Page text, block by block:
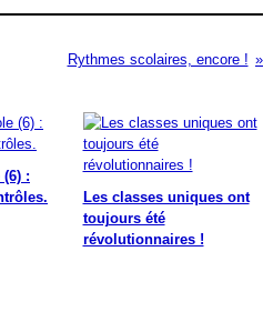
Rythmes scolaires, encore !
:
Les classes uniques ont
toujours été
révolutionnaires !